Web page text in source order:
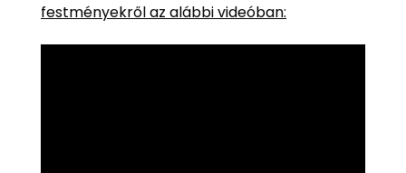
festményekről az alábbi videóban: